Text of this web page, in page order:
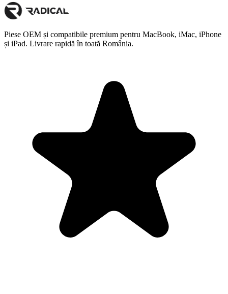
Piese OEM și compatibile premium pentru MacBook, iMac, iPhone
și iPad. Livrare rapidă în toată România.